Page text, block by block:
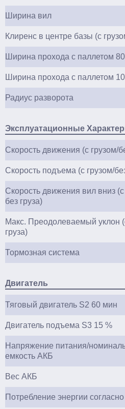
Ширина вил
Клиренс в центре базы (с
Ширина прохода с паллетом
Ширина прохода с паллетом
Радиус разворота
Эксплуатационные
Скорость движения (с грузом/
Скорость подъема (с грузом/
Скорость движения вил вниз (с
без груза)
Макс. Преодолеваемый уклон
груза)
Тормозная система
Двигатель
Тяговый двигатель S2 60 мин
Двигатель подъема S3 15 %
Напряжение питания/
емкость АКБ
Вес АКБ
Потребление энергии согласно